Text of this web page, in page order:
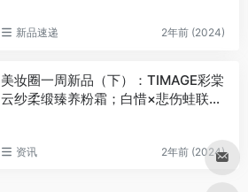
新品速递 2年前 (2024)
美妆圈一周新品（下）：TIMAGE彩棠
云纱柔缎臻养粉霜；白惜×悲伤蛙联名
资讯 2年前 (2024)